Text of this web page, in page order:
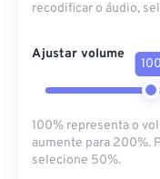
recodificar o áudio,
Ajustar volume
100
100% representa o
aumente para 200%.
selecione 50%.